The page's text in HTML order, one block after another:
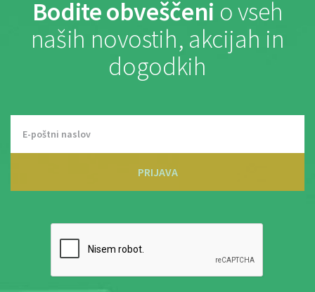
Bodite obveščeni o vseh
naših novostih, akcijah in
dogodkih
PRIJAVA